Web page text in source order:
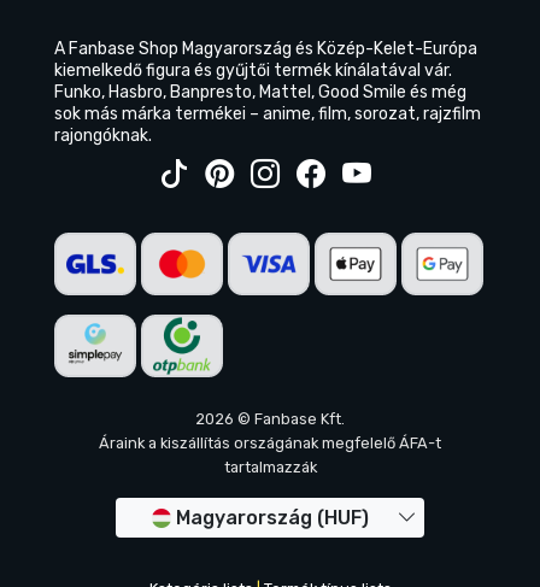
A Fanbase Shop Magyarország és Közép-Kelet-Európa
kiemelkedő figura és gyűjtői termék kínálatával vár.
Funko, Hasbro, Banpresto, Mattel, Good Smile és még
sok más márka termékei – anime, film, sorozat, rajzfilm
rajongóknak.
2026 © Fanbase Kft.
Áraink a kiszállítás országának megfelelő ÁFA-t
tartalmazzák
Magyarország (HUF)